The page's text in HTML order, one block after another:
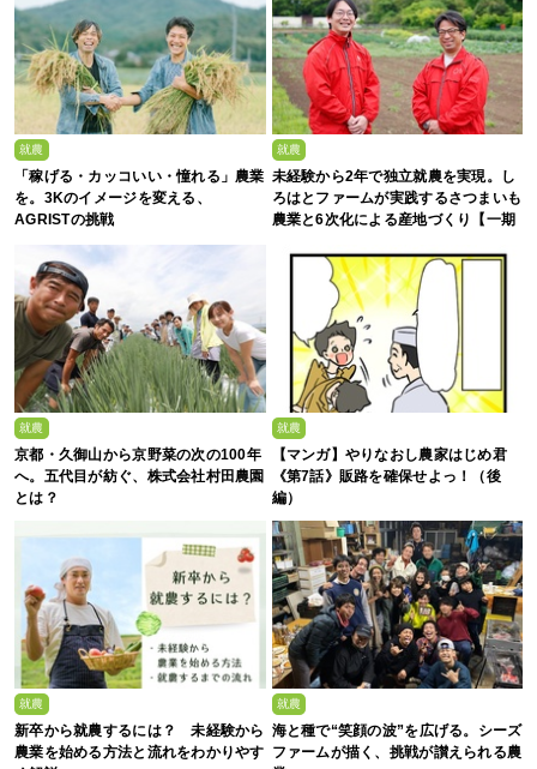
就農
「稼げる・カッコいい・憧れる」農業
を。3Kのイメージを変える、
AGRISTの挑戦
就農
未経験から2年で独立就農を実現。し
ろはとファームが実践するさつまいも
農業と6次化による産地づくり【一期
就農
京都・久御山から京野菜の次の100年
へ。五代目が紡ぐ、株式会社村田農園
とは？
就農
【マンガ】やりなおし農家はじめ君
《第7話》販路を確保せよっ！（後
編）
就農
新卒から就農するには？ 未経験から
農業を始める方法と流れをわかりやす
就農
海と種で“笑顔の波”を広げる。シーズ
ファームが描く、挑戦が讃えられる農